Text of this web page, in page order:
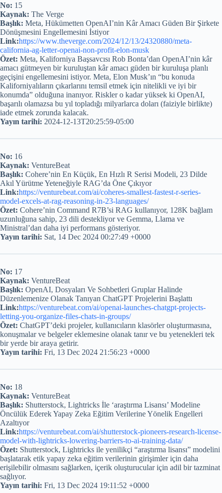
No: 15
Kaynak: The Verge
Başlık: Meta, Hükümetten OpenAI’nin Kâr Amacı Güden Bir Şirkete
Dönüşmesini Engellemesini İstiyor
Link:https://www.theverge.com/2024/12/13/24320880/meta-
california-ag-letter-openai-non-profit-elon-musk
Özet: Meta, Kaliforniya Başsavcısı Rob Bonta’dan OpenAI’nin kâr
amacı gütmeyen bir kuruluştan kâr amacı güden bir kuruluşa planlı
geçişini engellemesini istiyor. Meta, Elon Musk’ın “bu konuda
Kaliforniyalıların çıkarlarını temsil etmek için nitelikli ve iyi bir
konumda” olduğuna inanıyor. Riskler o kadar yüksek ki OpenAI,
başarılı olamazsa bu yıl topladığı milyarlarca doları (faiziyle birlikte)
iade etmek zorunda kalacak.
Yayın tarihi: 2024-12-13T20:25:59-05:00
No: 16
Kaynak: VentureBeat
Başlık: Cohere’nin En Küçük, En Hızlı R Serisi Modeli, 23 Dilde
Akıl Yürütme Yeteneğiyle RAG’da Öne Çıkıyor
Link:https://venturebeat.com/ai/coheres-smallest-fastest-r-series-
model-excels-at-rag-reasoning-in-23-languages/
Özet: Cohere’nin Command R7B’si RAG kullanıyor, 128K bağlam
uzunluğuna sahip, 23 dili destekliyor ve Gemma, Llama ve
Ministral’dan daha iyi performans gösteriyor.
Yayın tarihi: Sat, 14 Dec 2024 00:27:49 +0000
No: 17
Kaynak: VentureBeat
Başlık: OpenAI, Dosyaları Ve Sohbetleri Gruplar Halinde
Düzenlemenize Olanak Tanıyan ChatGPT Projelerini Başlattı
Link:https://venturebeat.com/ai/openai-launches-chatgpt-projects-
letting-you-organize-files-chats-in-groups/
Özet: ChatGPT’deki projeler, kullanıcıların klasörler oluşturmasına,
konuşmalar ve belgeler eklemesine olanak tanır ve bu yetenekleri tek
bir yerde bir araya getirir.
Yayın tarihi: Fri, 13 Dec 2024 21:56:23 +0000
No: 18
Kaynak: VentureBeat
Başlık: Shutterstock, Lightricks İle ‘araştırma Lisansı’ Modeline
Öncülük Ederek Yapay Zeka Eğitim Verilerine Yönelik Engelleri
Azaltıyor
Link:https://venturebeat.com/ai/shutterstock-pioneers-research-license-
model-with-lightricks-lowering-barriers-to-ai-training-data/
Özet: Shutterstock, Lightricks ile yenilikçi “araştırma lisansı” modelini
başlatarak etik yapay zeka eğitim verilerinin girişimler için daha
erişilebilir olmasını sağlarken, içerik oluşturucular için adil bir tazminat
sağlıyor.
Yayın tarihi: Fri, 13 Dec 2024 19:11:52 +0000